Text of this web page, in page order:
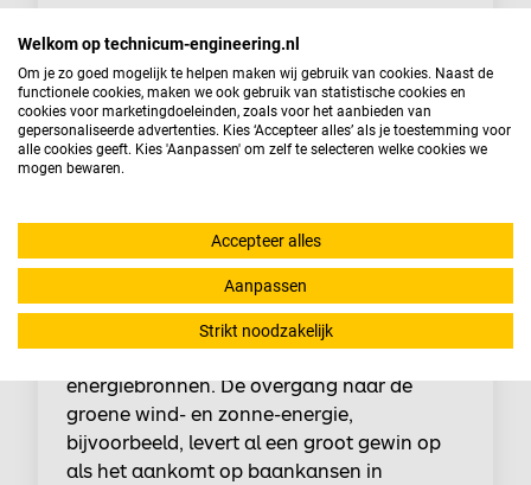
midden de energietransitie waarin we ons
bevinden, is het niet gek dat de wereldwijde
vraag naar vooral groene energie enorm
toeneemt. Deze wordt uiteraard gedreven
door een groeiende bevolking in
industrialiserende landen. Technische
werknemers in de energiesector tot gevolg.
Het viel je misschien al op dat verschillende
banen die we noemden in het vorige
hoofdstuk, direct gelinkt worden aan het
implementeren van hernieuwbare
energiebronnen. De overgang naar de
groene wind- en zonne-energie,
bijvoorbeeld, levert al een groot gewin op
als het aankomt op baankansen in
Welkom op technicum-engineering.nl
Om je zo goed mogelijk te helpen maken wij gebruik van cookies. Naast de
functionele cookies, maken we ook gebruik van statistische cookies en
cookies voor marketingdoeleinden, zoals voor het aanbieden van
gepersonaliseerde advertenties. Kies ‘Accepteer alles’ als je toestemming voor
alle cookies geeft. Kies 'Aanpassen' om zelf te selecteren welke cookies we
mogen bewaren.
Accepteer alles
Aanpassen
Strikt noodzakelijk